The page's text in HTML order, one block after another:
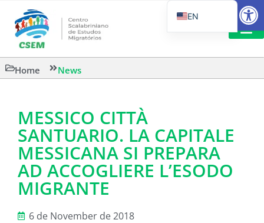
Home News
MESSICO CITTÀ
SANTUARIO. LA CAPITALE
MESSICANA SI PREPARA
AD ACCOGLIERE L’ESODO
MIGRANTE
6 de November de 2018
EN
IT